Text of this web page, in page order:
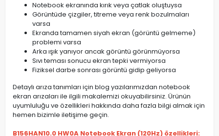
Notebook ekranında kırık veya çatlak oluştuysa
Görüntüde çizgiler, titreme veya renk bozulmaları
varsa
Ekranda tamamen siyah ekran (görüntü gelmeme)
problemi varsa
Arka ışık yanıyor ancak görüntü görünmüyorsa
Sıvı teması sonucu ekran tepki vermiyorsa
Fiziksel darbe sonrası görüntü gidip geliyorsa
Detaylı arıza tanımları için blog yazılarımızdan notebook
ekran arızaları ile ilgili makalemizi okuyabilirsiniz. Ürünün
uyumluluğu ve özellikleri hakkında daha fazla bilgi almak için
hemen bizimle iletişime geçin.
B156HAN10.0 HW0A Notebook Ekran (120Hz) özellikleri: